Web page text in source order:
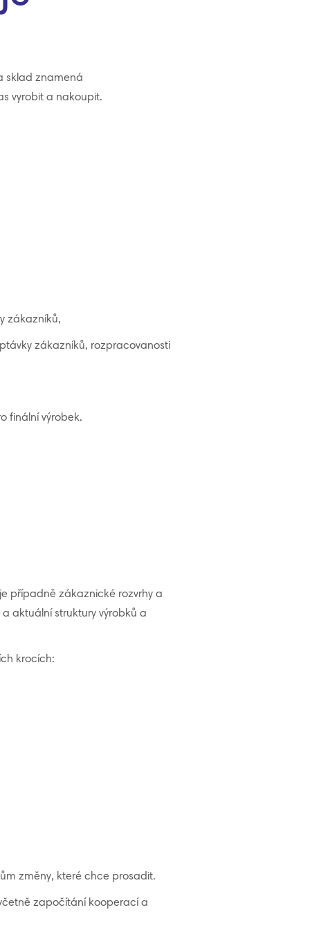
sklad znamená
vyrobit a nakoupit.
zákazníků,
zákazníků, rozpracovanosti
finální výrobek.
případně zákaznické rozvrhy a
aktuální struktury výrobků a
krocích:
změny, které chce prosadit.
započítání kooperací a